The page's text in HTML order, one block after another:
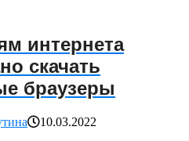
интернета
скачать
браузеры
10.03.2022